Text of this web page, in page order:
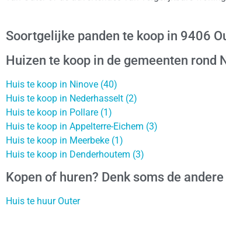
Soortgelijke panden te koop in 9406
Huizen te koop in de gemeenten rond
Huis te koop in Ninove (40)
Huis te koop in Nederhasselt (2)
Huis te koop in Pollare (1)
Huis te koop in Appelterre-Eichem (3)
Huis te koop in Meerbeke (1)
Huis te koop in Denderhoutem (3)
Kopen of huren? Denk soms de
Huis te huur Outer